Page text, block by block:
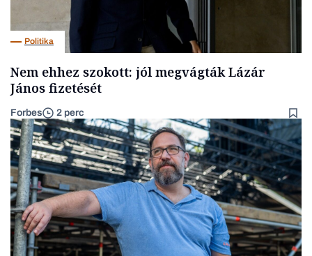
Politika
Nem ehhez szokott: jól megvágták Lázár
János fizetését
Forbes 2 perc